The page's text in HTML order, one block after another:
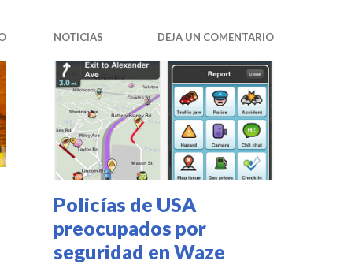
NOTICIAS DEJA UN COMENTARIO
Policías de USA
preocupados por
seguridad en Waze